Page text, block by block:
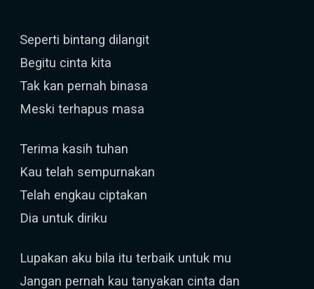
Seperti bintang dilangit
Begitu cinta kita
Tak kan pernah binasa
Meski terhapus masa
Terima kasih tuhan
Kau telah sempurnakan
Telah engkau ciptakan
Dia untuk diriku
Lupakan aku bila itu terbaik untuk mu
Jangan pernah kau tanyakan cinta dan